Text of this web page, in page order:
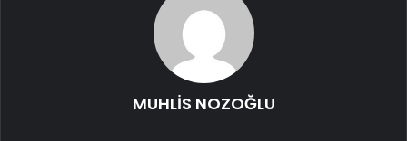
MUHLİS NOZOĞLU